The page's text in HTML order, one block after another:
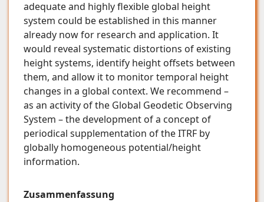
adequate and highly flexible global height
system could be established in this manner
already now for research and application. It
would reveal systematic distortions of existing
height systems, identify height offsets between
them, and allow it to monitor temporal height
changes in a global context. We recommend –
as an activity of the Global Geodetic Observing
System – the development of a concept of
periodical supplementation of the ITRF by
globally homogeneous potential/height
information.
Zusammenfassung